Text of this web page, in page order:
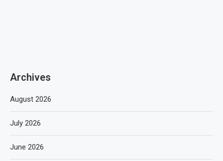
Archives
August 2026
July 2026
June 2026